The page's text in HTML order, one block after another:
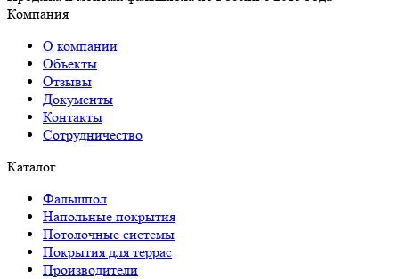
Компания
О компании
Объекты
Отзывы
Документы
Контакты
Сотрудничество
Каталог
Фальшпол
Напольные покрытия
Потолочные системы
Покрытия для террас
Производители